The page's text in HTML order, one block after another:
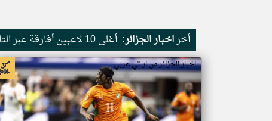
أخراخبار الجزائر: أغلى 10 لاعبين أفارقة عبر التاريخ.. نجم ريال مدريد الجديد ينتزع الصدارة وتواجد عربي لافت
اخبار الجزائر من ار تي عربي